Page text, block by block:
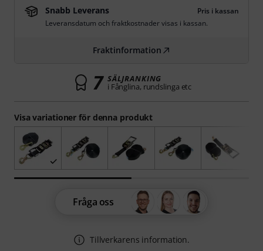
Visa variationer för denna produkt
Snabb Leverans
Pris i kassan
Leveransdatum och fraktkostnader visas i kassan.
Fraktinformation
7 SÄLJRANKING
i Fånglina, rundslinga etc
Fråga oss
Tillverkarens information.